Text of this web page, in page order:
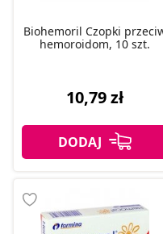
Biohemoril Czopki
hemoroidom, 10 szt.
10,79 zł